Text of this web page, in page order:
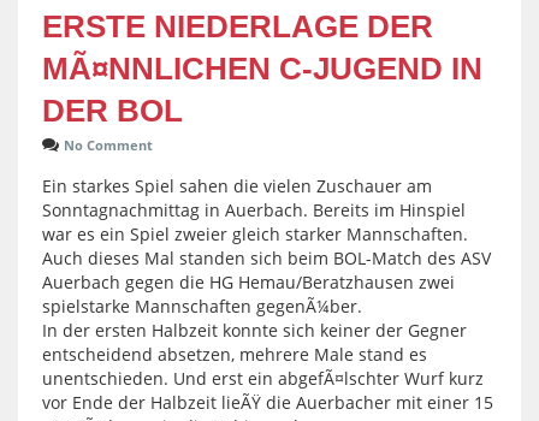
ERSTE NIEDERLAGE DER
MÃ¤NNLICHEN C-JUGEND IN
DER BOL
No Comment
Ein starkes Spiel sahen die vielen Zuschauer am
Sonntagnachmittag in Auerbach. Bereits im Hinspiel
war es ein Spiel zweier gleich starker Mannschaften.
Auch dieses Mal standen sich beim BOL-Match des ASV
Auerbach gegen die HG Hemau/Beratzhausen zwei
spielstarke Mannschaften gegenÃ¼ber.
In der ersten Halbzeit konnte sich keiner der Gegner
entscheidend absetzen, mehrere Male stand es
unentschieden. Und erst ein abgefÃ¤lschter Wurf kurz
vor Ende der Halbzeit lieÃŸ die Auerbacher mit einer 15